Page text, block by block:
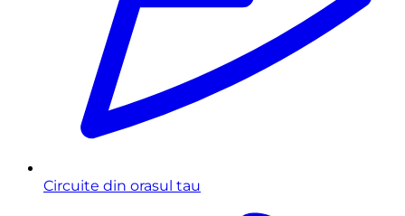
Circuite din orasul tau